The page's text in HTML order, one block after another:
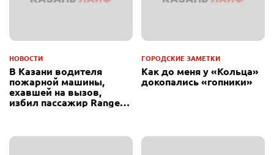
НОВОСТИ
В Казани водителя
пожарной машины,
ехавшей на вызов,
избил пассажир Range
ГОРОДСКИЕ ЗАМЕТКИ
Как до меня у «Кольца»
докопались «гопники»